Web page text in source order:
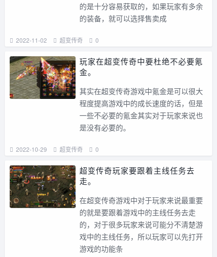
的是十分容易获取的，如果玩家有多余
的装备，就可以选择售卖成
2022-11-02 超变传奇 0
玩家在超变传奇中要杜绝不必要氪
金。
其实在超变传奇游戏中氪金是可以很大
程度提高游戏中的成长速度的话，但是
一些不必要的氪金其实对于玩家来说也
是没有必要的。
2022-10-29 超变传奇 0
超变传奇玩家要跟着主线任务去
走。
在超变传奇游戏中对于玩家来说最重要
的就是要跟着游戏中的主线任务去走
的，对于很多玩家来说可能分不清楚游
戏中的主线任务，所以玩家可以先打开
游戏的功能条